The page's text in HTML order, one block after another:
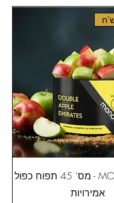
MONO 250 g - מס' 45 תפוח כפול
אמירויות